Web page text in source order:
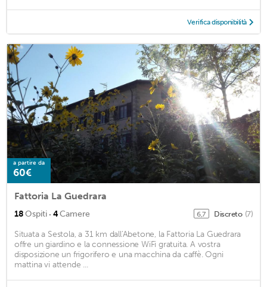
Verifica disponibilità
a partire da
60€
Fattoria La Guedrara
18Ospiti · 4Camere 6,7 Discreto (7)
Situata a Sestola, a 31 km dall'Abetone, la Fattoria La Guedrara
offre un giardino e la connessione WiFi gratuita. A vostra
disposizione un frigorifero e una macchina da caffè. Ogni
mattina vi attende ...